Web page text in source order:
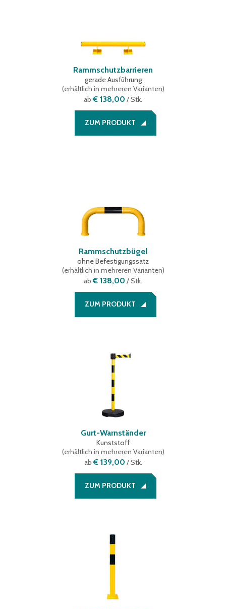
Rammschutzbarrieren
gerade Ausführung
(erhältlich in mehreren Varianten)
ab€ 138,00 / Stk.
ZUM PRODUKT
Rammschutzbügel
ohne Befestigungssatz
(erhältlich in mehreren Varianten)
ab€ 138,00 / Stk.
ZUM PRODUKT
Gurt-Warnständer
Kunststoff
(erhältlich in mehreren Varianten)
ab€ 139,00 / Stk.
ZUM PRODUKT